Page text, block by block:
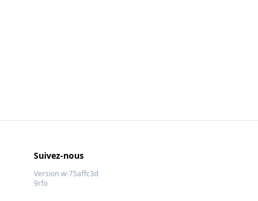
Suivez-nous
Version w-75affc3d
9rfo